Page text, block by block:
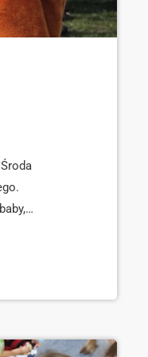
znaleźć